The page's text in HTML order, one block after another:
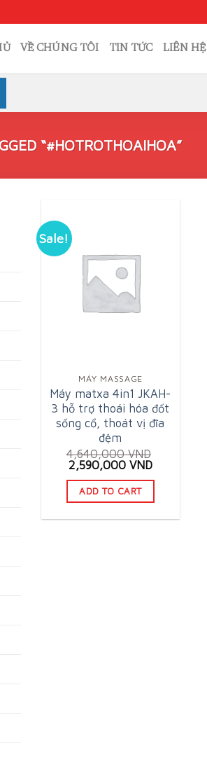
VỀ CHÚNG TÔI TIN TỨC LIÊN HỆ
“#HOTROTHOAIHOA”
Sale!
MÁY MASSAGE
Máy matxa 4in1 JKAH-
3 hỗ trợ thoái hóa đốt
sống cổ, thoát vị đĩa
đệm
4,640,000VND
Original
price
was:
4,640,000 VND.
2,590,000 VNDCurrent
ADD TO CART